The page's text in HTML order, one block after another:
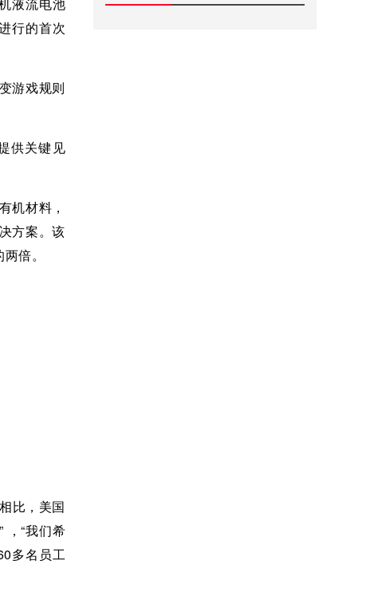
行的首次
游戏规则
供关键见
机材料，
方案。该
倍。
比，美国
，“我们希
多名员工